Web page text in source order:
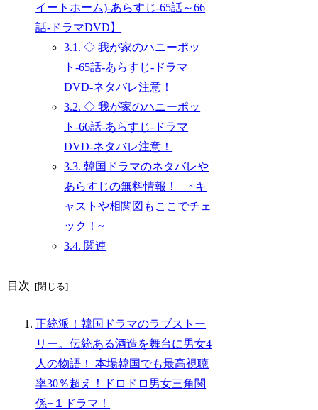
イートホーム)-あらすじ-65話～66
話-ドラマDVD】
3.1. ◇ 我が家のハニーポッ
ト-65話-あらすじ-ドラマ
DVD-ネタバレ注意！
3.2. ◇ 我が家のハニーポッ
ト-66話-あらすじ-ドラマ
DVD-ネタバレ注意！
3.3. 韓国ドラマのネタバレや
あらすじの無料情報！ ~キ
ャストや相関図もここでチェ
ック！~
3.4. 関連
目次
正統派！韓国ドラマのラブストー
リー。伝統ある酒造を舞台に男女4
人の物語！ 本場韓国でも最高視聴
率30％超え！ドロドロ男女三角関
係+１ドラマ！